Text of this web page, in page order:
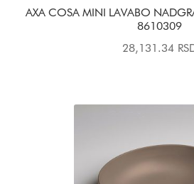
AXA COSA MINI LAVABO
8610309
28,131.34